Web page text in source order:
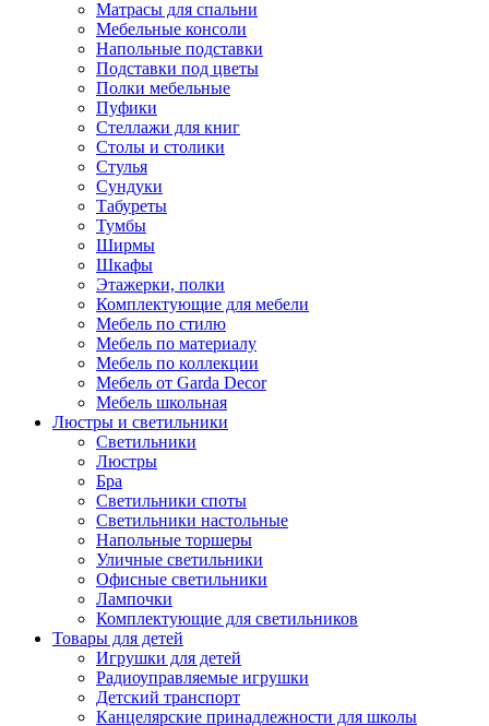
Матрасы для спальни
Мебельные консоли
Напольные подставки
Подставки под цветы
Полки мебельные
Пуфики
Стеллажи для книг
Столы и столики
Стулья
Сундуки
Табуреты
Тумбы
Ширмы
Шкафы
Этажерки, полки
Комплектующие для мебели
Мебель по стилю
Мебель по материалу
Мебель по коллекции
Мебель от Garda Decor
Мебель школьная
Люстры и светильники
Светильники
Люстры
Бра
Светильники споты
Светильники настольные
Напольные торшеры
Уличные светильники
Офисные светильники
Лампочки
Комплектующие для светильников
Товары для детей
Игрушки для детей
Радиоуправляемые игрушки
Детский транспорт
Канцелярские принадлежности для школы